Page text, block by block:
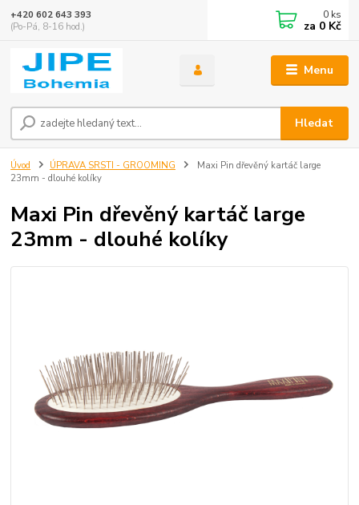
Menu
Hledat
+420 602 643 393
(Po-Pá, 8-16 hod.)
0 ks
za 0 Kč
Úvod ÚPRAVA SRSTI - GROOMING
Maxi Pin dřevěný kartáč large
23mm - dlouhé kolíky
Maxi Pin dřevěný kartáč large
23mm - dlouhé kolíky